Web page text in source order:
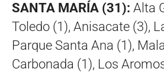
SANTA MARÍA (31): Alta
Toledo (1), Anisacate (3),
Parque Santa Ana (1),
Carbonada (1), Los